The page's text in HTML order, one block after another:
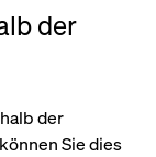
der
der
Sie dies